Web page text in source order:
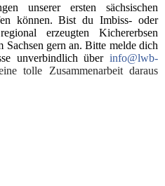
unserer ersten sächsischen
können. Bist du Imbiss- oder
erzeugten Kichererbsen
gern an. Bitte melde dich
unverbindlich über info@lwb-
tolle Zusammenarbeit daraus